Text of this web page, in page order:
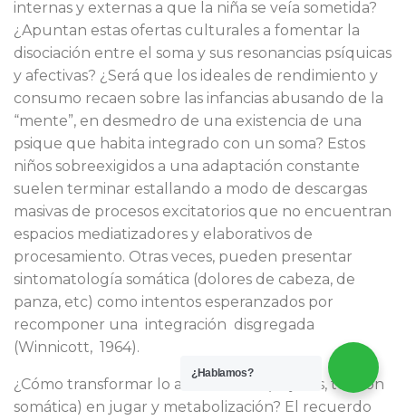
internas y externas a que la niña se veía sometida?
¿Apuntan estas ofertas culturales a fomentar la
disociación entre el soma y sus resonancias psíquicas
y afectivas? ¿Será que los ideales de rendimiento y
consumo recaen sobre las infancias abusando de la
“mente”, en desmedro de una existencia de una
psique que habita integrado con un soma? Estos
niños sobreexigidos a una adaptación constante
suelen terminar estallando a modo de descargas
masivas de procesos excitatorios que no encuentran
espacios mediatizadores y elaborativos de
procesamiento. Otras veces, pueden presentar
sintomatología somática (dolores de cabeza, de
panza, etc) como intentos esperanzados por
recomponer una integración disgregada
(Winnicott, 1964).
¿Cómo transformar lo acumulable (objetos, tensión
somática) en jugar y metabolización? El recuerdo
¿Hablamos?